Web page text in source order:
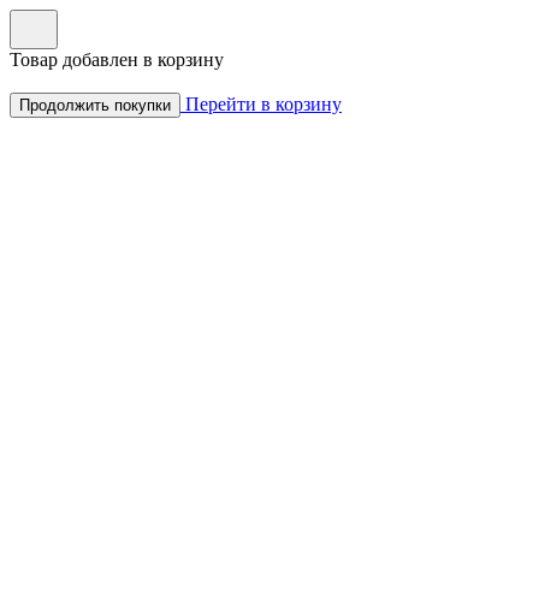
Товар добавлен в корзину
Продолжить покупки Перейти в корзину